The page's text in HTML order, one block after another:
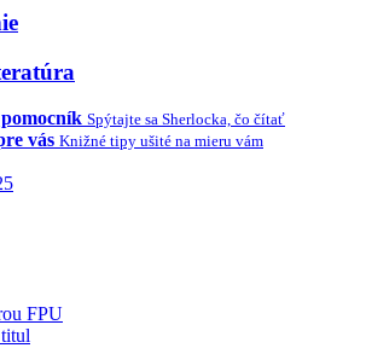
Spýtajte sa Sherlocka, čo čítať
vás Knižné tipy ušité na mieru vám
FPU